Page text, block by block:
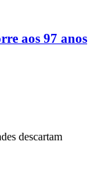
aos 97 anos
descartam